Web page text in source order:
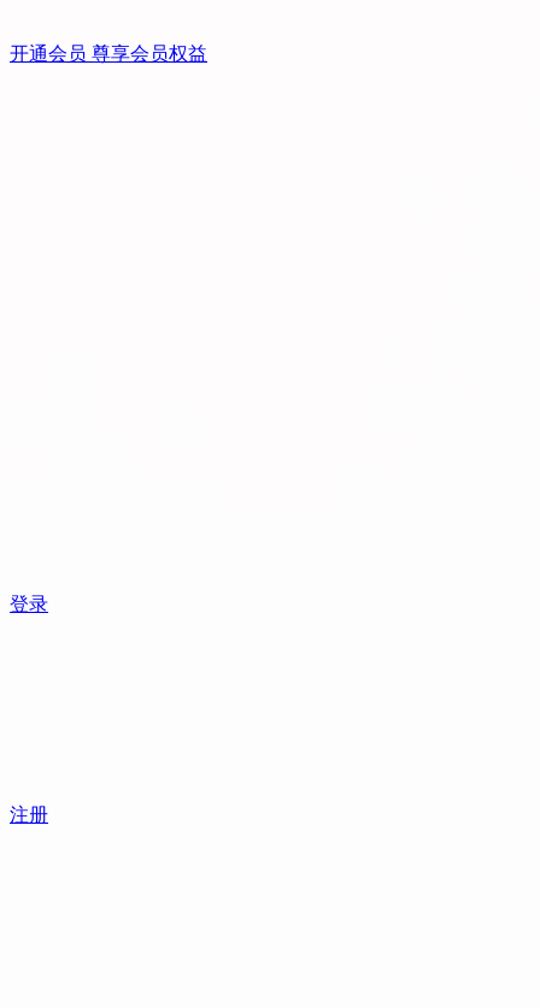
开通会员 尊享会员权益
登录
注册